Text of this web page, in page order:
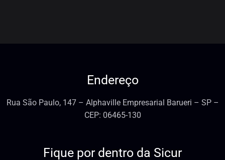
Endereço
Rua São Paulo, 147 – Alphaville Empresarial Barueri – SP –
CEP: 06465-130
Fique por dentro da Sicur